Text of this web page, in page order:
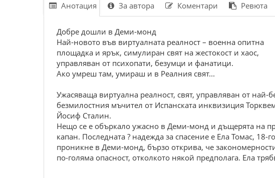
Анотация За автора Коментари Ревюта
Добре дошли в Деми-монд
Най-новото във виртуалната реалност – военна опитна
площадка и ярък, симулиран свят на жестокост и хаос,
управляван от психопати, безумци и фанатици.
Ако умреш там, умираш и в Реалния свят...
Ужасяваща виртуална реалност, свят, управляван от
безмилостния мъчител от Испанската инквизиция
Йосиф Сталин.
Нещо се е объркало ужасно в Деми-монд и дъщерята на
капан. Последната ? надежда за спасение е Ела Томас,
проникне в Деми-монд, бързо открива, че
по-голяма опасност, отколкото някой предполага. Ела